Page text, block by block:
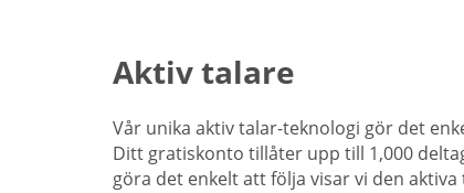
Aktiv talare
Vår unika aktiv talar-teknologi gör det
Ditt gratiskonto tillåter upp till 1,000
göra det enkelt att följa visar vi den